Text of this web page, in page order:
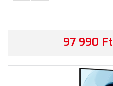
97 990 Ft